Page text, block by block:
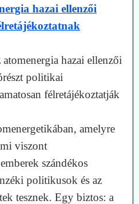
hazai ellenzői
hazai ellenzői
politikai
félretájékoztatják
amelyre
viszont
szándékos
politikusok és az
tesznek. Egy biztos: a